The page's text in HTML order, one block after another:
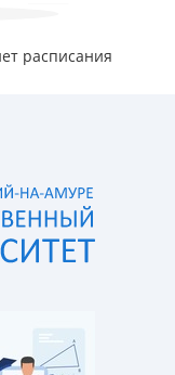
расписания